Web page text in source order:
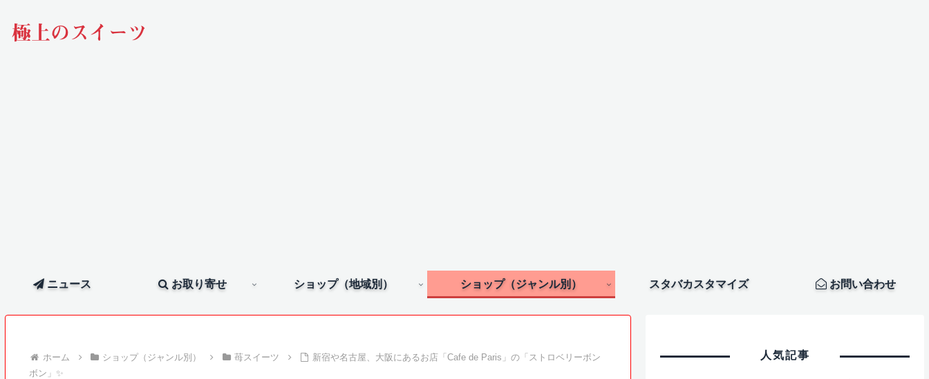
極上のスイーツ
ニュース お取り寄せ ショップ（地域別） ショップ（ジャンル別） スタバカスタマイズ お問い合わせ
ホーム ショップ（ジャンル別） 苺スイーツ
新宿や名古屋、大阪にあるお店「Cafe de Paris」の「ストロベリーボン
ボン」✨
人気記事